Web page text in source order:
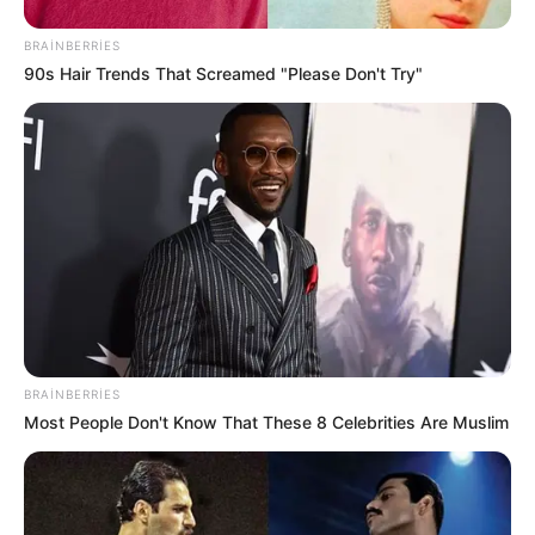
23:07 / 06 Avqust 2026 CƏMİYYƏT
Azərbaycanda qumar asılılığının
müalicəsi harada aparılır?-Rəsmi
Açıqlama
62
BRAINBERRIES
90s Hair Trends That Screamed "Please Don't Try"
BRAINBERRIES
Most People Don't Know That These 8 Celebrities Are Muslim